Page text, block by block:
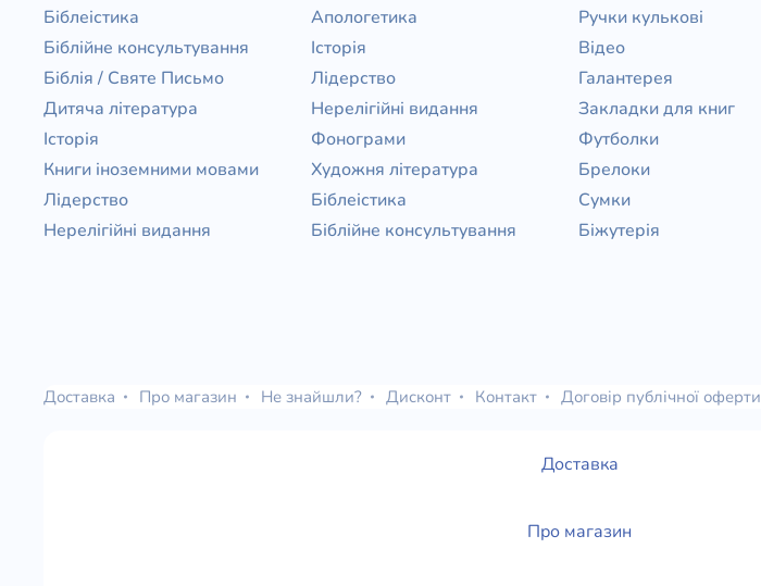
Біблеістика
Біблійне консультування
Біблія / Святе Письмо
Дитяча література
Історія
Книги іноземними мовами
Лідерство
Нерелігійні видання
Апологетика
Історія
Лідерство
Нерелігійні видання
Фонограми
Художня література
Біблеістика
Біблійне консультування
Ручки кулькові
Відео
Галантерея
Закладки для книг
Футболки
Брелоки
Сумки
Біжутерія
Доставка Про магазин Не знайшли? Дисконт Контакт Договір публічної оферти
Доставка
Про магазин